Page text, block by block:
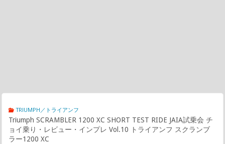
TRIUMPH／トライアンフ
Triumph SCRAMBLER 1200 XC SHORT TEST RIDE JAIA試乗会 チ
ョイ乗り・レビュー・インプレ Vol.10 トライアンフ スクランブ
ラー1200 XC